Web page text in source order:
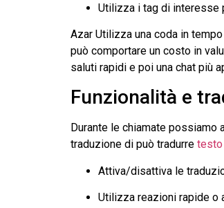
Utilizza i tag di interesse
Azar Utilizza una coda in
può comportare un costo in
saluti rapidi e poi una chat più
Funzionalità e
Durante le chiamate possiamo
traduzione di può tradurre testo
Attiva/disattiva le
Utilizza reazioni rapide o